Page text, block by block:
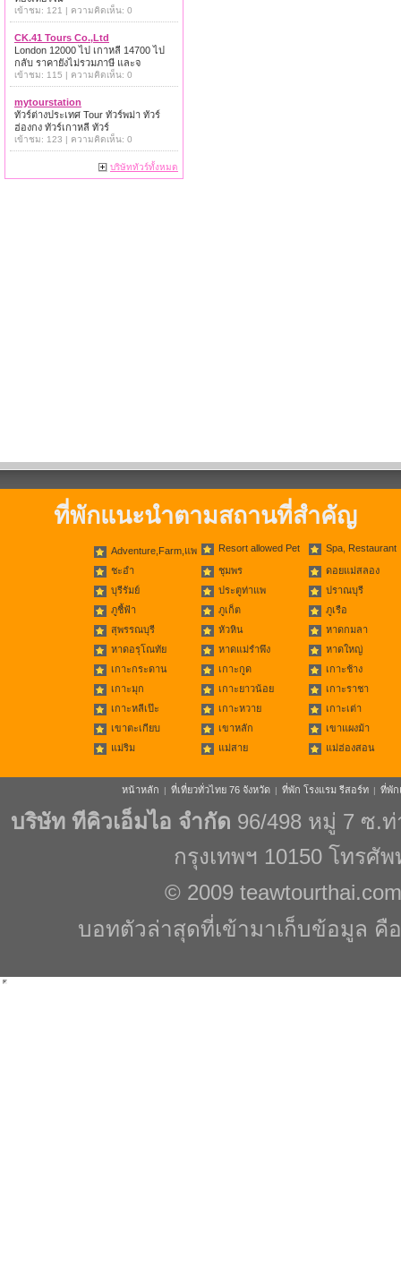
เข้าชม: 121 | ความคิดเห็น: 0
CK.41 Tours Co.,Ltd
London 12000 ไป เกาหลี 14700 ไป
กลับ ราคายังไม่รวมภาษี และจ
เข้าชม: 115 | ความคิดเห็น: 0
mytourstation
ทัวร์ต่างประเทศ Tour ทัวร์พม่า ทัวร์
ฮ่องกง ทัวร์เกาหลี ทัวร์
เข้าชม: 123 | ความคิดเห็น: 0
บริษัททัวร์ทั้งหมด
ที่พักแนะนำตามสถานที่สำคัญ
Adventure,Farm,แพ Resort allowed Pet Spa, Restaurant
ชะอำ ชุมพร
ดอยแม่สลอง
บุรีรัมย์
ประตูท่าแพ
ปราณบุรี
ภูชี้ฟ้า
ภูเก็ต
ภูเรือ
สุพรรณบุรี
หัวหิน
หาดกมลา
หาดอรุโณทัย
หาดแม่รำพึง
หาดใหญ่
เกาะกระดาน
เกาะกูด
เกาะช้าง
เกาะมุก
เกาะยาวน้อย
เกาะราชา
เกาะหลีเป๊ะ
เกาะหวาย
เกาะเต่า
เขาตะเกียบ
เขาหลัก
เขาแผงม้า
แม่ริม
แม่สาย แม่ฮ่องสอน
หน้าหลัก | ที่เที่ยวทั่วไทย 76 จังหวัด | ที่พัก โรงแรม รีสอร์ท | ที่พัก
บริษัท ทีคิวเอ็มไอ จำกัด 96/498 หมู่ 7 ซ.
กรุงเทพฯ 10150 โทรศั
© 2009 teawtourthai.com
บอทตัวล่าสุดที่เข้ามาเก็บข้อมูล คือ